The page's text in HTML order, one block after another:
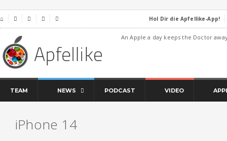
⌂     Hol Dir die Apfellike-App!
An Apple a day keeps the Doctor
TEAM NEWS PODCAST VIDEO
iPhone 14